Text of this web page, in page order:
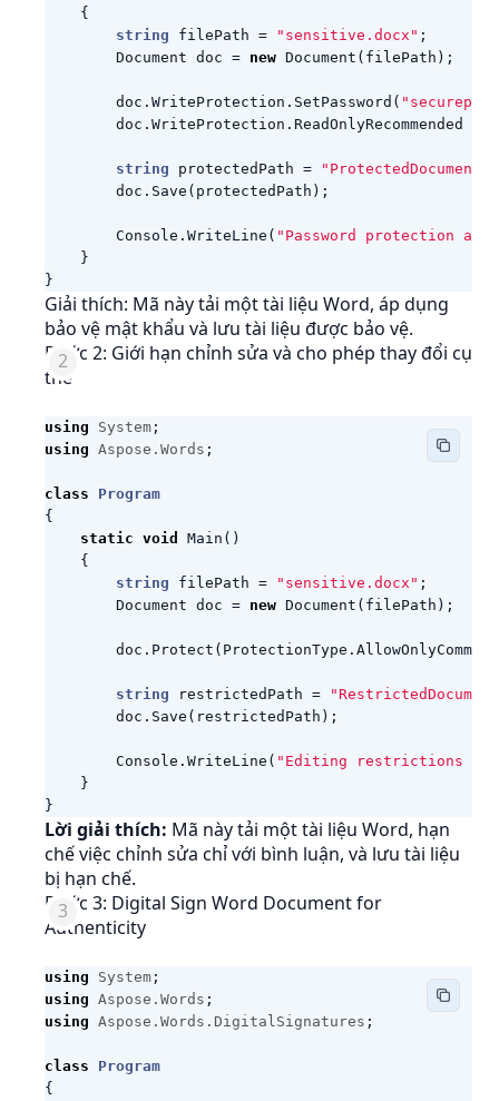
{
string
filePath = "sensitive.docx" ;
Document doc = new Document ( filePath );
doc . WriteProtection . SetPassword (
doc . WriteProtection . ReadOnlyRecommended
string protectedPath =
doc . Save ( protectedPath );
Console . WriteLine ( "Password protection
}
}
Giải thích: Mã này tải một tài liệu Word, áp dụng
bảo vệ mật khẩu và lưu tài liệu được bảo vệ.
Bước 2: Giới hạn chỉnh sửa và cho phép thay đổi cụ
thể
using System ;
using Aspose.Words ;
class
Program
{
static void Main ()
{
string
filePath = "sensitive.docx" ;
Document doc = new Document ( filePath );
doc . Protect ( ProtectionType .
string restrictedPath =
doc . Save ( restrictedPath );
Console . WriteLine ( "Editing restrictions
}
}
Lời giải thích: Mã này tải một tài liệu Word, hạn
chế việc chỉnh sửa chỉ với bình luận, và lưu tài liệu
bị hạn chế.
Bước 3: Digital Sign Word Document for
Authenticity
using System ;
using Aspose.Words ;
using Aspose.Words.DigitalSignatures ;
class
Program
{